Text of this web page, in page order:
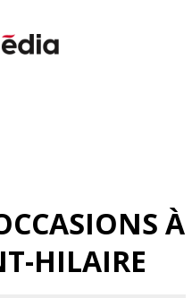
À
HILAIRE